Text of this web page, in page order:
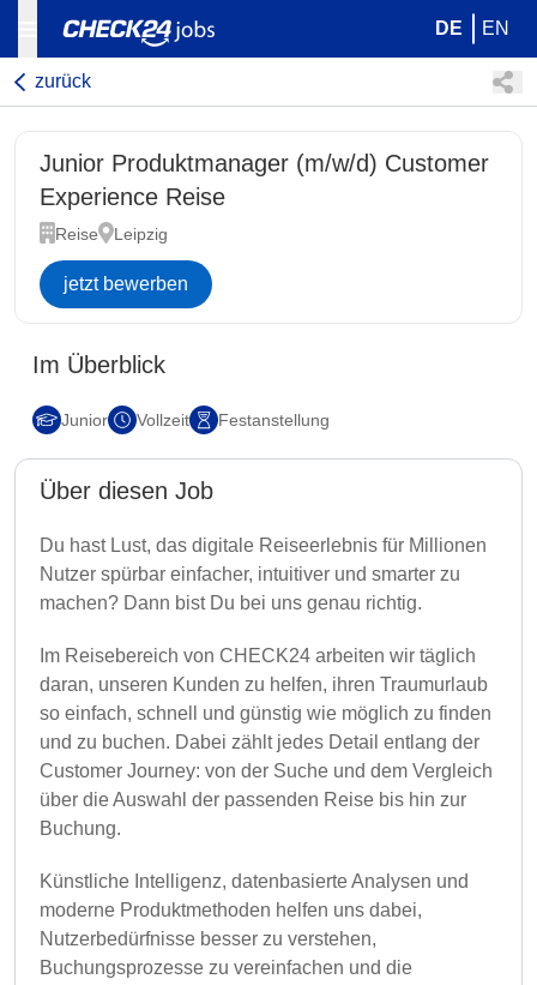
DE EN
zurück
Junior Produktmanager (m/w/d) Customer
Experience Reise
Reise Leipzig
jetzt bewerben
Im Überblick
Junior Vollzeit Festanstellung
Über diesen Job
Du hast Lust, das digitale Reiseerlebnis für Millionen
Nutzer spürbar einfacher, intuitiver und smarter zu
machen? Dann bist Du bei uns genau richtig.
Im Reisebereich von CHECK24 arbeiten wir täglich
daran, unseren Kunden zu helfen, ihren Traumurlaub
so einfach, schnell und günstig wie möglich zu finden
und zu buchen. Dabei zählt jedes Detail entlang der
Customer Journey: von der Suche und dem Vergleich
über die Auswahl der passenden Reise bis hin zur
Buchung.
Künstliche Intelligenz, datenbasierte Analysen und
moderne Produktmethoden helfen uns dabei,
Nutzerbedürfnisse besser zu verstehen,
Buchungsprozesse zu vereinfachen und die